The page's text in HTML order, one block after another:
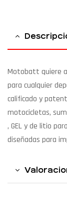
Motobatt quiere
para cualquier
calificado y
motocicletas,
, GEL y de litio
diseñadas para